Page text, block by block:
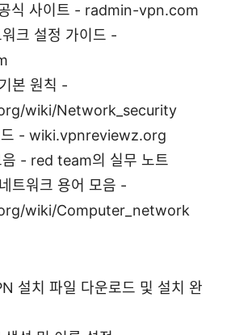
식 사이트 - radmin-vpn.com
크 설정 가이드 -
본 원칙 -
wiki/Network_security
드 - wiki.vpnreviewz.org
음 - red team의 실무 노트
트워크 용어 모음 -
wiki/Computer_network
설치 파일 다운로드 및 설치 완